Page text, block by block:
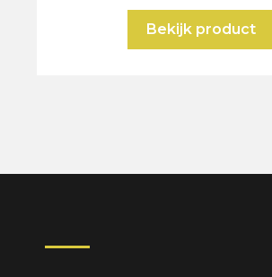
Bekijk product